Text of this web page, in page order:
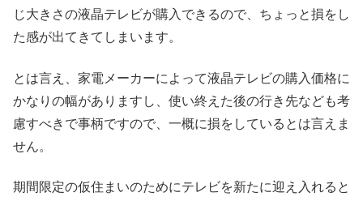
じ大きさの液晶テレビが購入できるので、ちょっと損をし
た感が出てきてしまいます。
とは言え、家電メーカーによって液晶テレビの購入価格に
かなりの幅がありますし、使い終えた後の行き先なども考
慮すべきで事柄ですので、一概に損をしているとは言えま
せん。
期間限定の仮住まいのためにテレビを新たに迎え入れると